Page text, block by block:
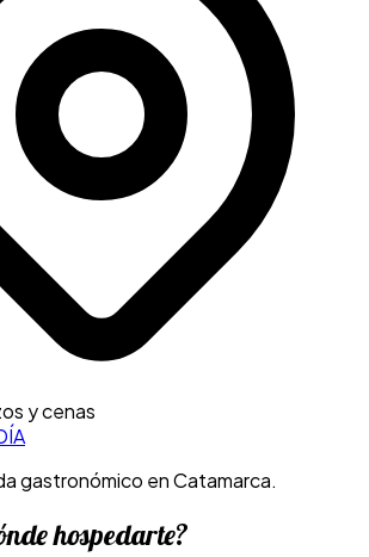
y cenas
gastronómico en Catamarca.
hospedarte?